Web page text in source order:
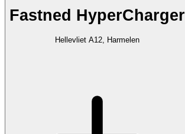
Fastned HyperCharger
Hellevliet A12, Harmelen